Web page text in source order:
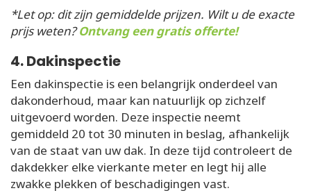
*Let op: dit zijn gemiddelde prijzen. Wilt u de exacte
prijs weten?Ontvang een gratis offerte!
4. Dakinspectie
Een dakinspectie is een belangrijk onderdeel van
dakonderhoud, maar kan natuurlijk op zichzelf
uitgevoerd worden. Deze inspectie neemt
gemiddeld 20 tot 30 minuten in beslag, afhankelijk
van de staat van uw dak. In deze tijd controleert de
dakdekker elke vierkante meter en legt hij alle
zwakke plekken of beschadigingen vast.